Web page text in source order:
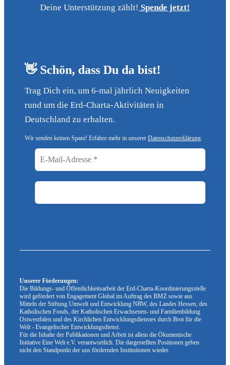
👋 Schön, dass Du da bist!
Trag Dich ein, um 6-mal jährlich Neuigkeiten
rund um die Erd-Charta-Aktivitäten in
Deutschland zu erhalten.
Wir senden keinen Spam! Erfahre mehr in unserer Datenschutzerklärung.
Deine Unterstützung zählt! Spende jetzt!
Unserer Förderungen:
Die Bildungs- und Öffentlichkeitsarbeit der Erd-Charta-Koordinierungsstelle
wird gefördert von Engagement Global im Auftrag des BMZ sowie aus
Mitteln der Stiftung Umwelt und Entwicklung NRW, des Landes Hessen, des
Katholischen Fonds, der Katholischen Erwachsenen- und Familienbildung
Ostwestfalen und des Kirchlichen Entwicklungsdienstes durch Brot für die
Welt - Evangelischer Entwicklungsdienst.
Für die Inhalte der Publikationen und Arbeit ist allein die Ökumenische
Initiative Eine Welt e.V. verantwortlich. Die dargestellten Positionen geben
nicht den Standpunkt der uns fördernden Institutionen wieder.